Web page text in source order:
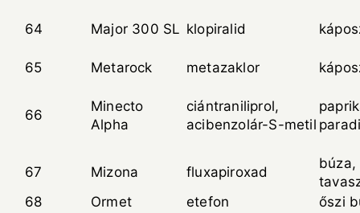
64 Major 300 SL klopiralid
65 Metarock metazaklor
66
Minecto
Alpha
ciántraniliprol,
acibenzolár-S-metil
67 Mizona fluxapiroxad
búza,
68
Ormet etefon
őszi